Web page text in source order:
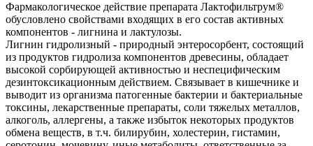
Фармакологическое действие препарата Лактофильтрум®
обусловлено свойствами входящих в его состав активных
компонентов - лигнина и лактулозы.
Лигнин гидролизный - природный энтеросорбент, состоящий
из продуктов гидролиза компонентов древесины, обладает
высокой сорбирующей активностью и неспецифическим
дезинтоксикационным действием. Связывает в кишечнике и
выводит из организма патогенные бактерии и бактериальные
токсины, лекарственные препараты, соли тяжелых металлов,
алкоголь, аллергены, а также избыток некоторых продуктов
обмена веществ, в т.ч. билирубин, холестерин, гистамин,